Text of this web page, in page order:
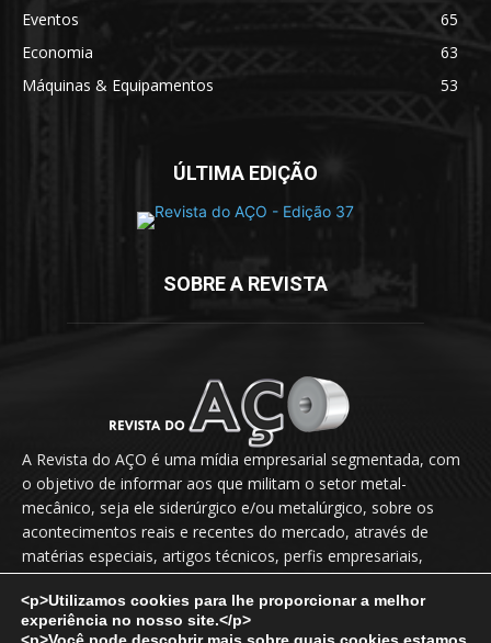
Eventos
65
Economia
63
Máquinas & Equipamentos
53
ÚLTIMA EDIÇÃO
SOBRE A REVISTA
A Revista do AÇO é uma mídia empresarial segmentada, com
o objetivo de informar aos que militam o setor metal-
mecânico, seja ele siderúrgico e/ou metalúrgico, sobre os
acontecimentos reais e recentes do mercado, através de
matérias especiais, artigos técnicos, perfis empresariais,
novidades, lançamentos, releases, entrevistas exclusivas etc.
Fale Conosco:vendas@revistadoaco.com.br
<p>Utilizamos cookies para lhe proporcionar a melhor
experiência no nosso site.</p>